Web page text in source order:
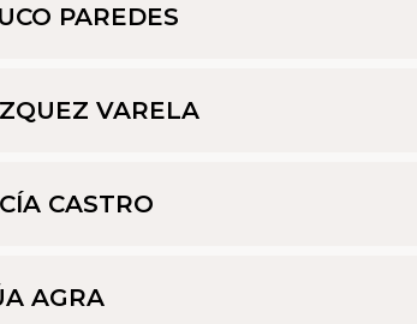
PAREDES
VARELA
CASTRO
AGRA